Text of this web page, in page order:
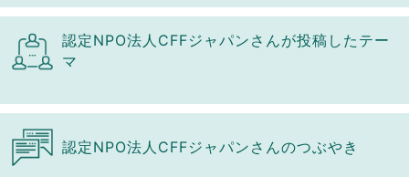
認定NPO法人CFFジャパンさんが投稿したテー
マ
認定NPO法人CFFジャパンさんのつぶやき